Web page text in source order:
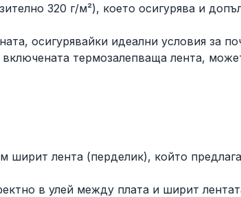
320 г/м²), което осигурява и
осигурявайки идеални условия за
термозалепваща лента,
ширит лента (перделик), който
в улей между плата и ширит